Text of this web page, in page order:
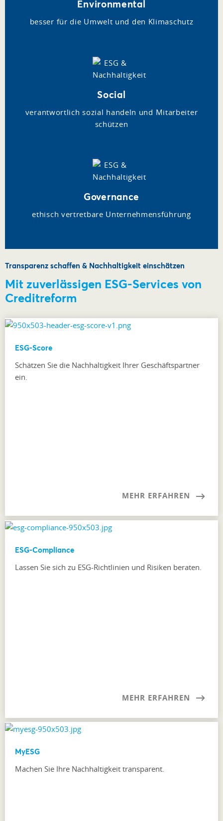
Environmental
besser für die Umwelt und den Klimaschutz
Social
verantwortlich sozial handeln und Mitarbeiter
schützen
Governance
ethisch vertretbare Unternehmensführung
Transparenz schaffen & Nachhaltigkeit einschätzen
Mit zuverlässigen ESG-Services von
Creditreform
ESG-Score
Schätzen Sie die Nachhaltigkeit Ihrer Geschäftspartner
ein.
MEHR ERFAHREN
ESG-Compliance
Lassen Sie sich zu ESG-Richtlinien und Risiken beraten.
MEHR ERFAHREN
MyESG
Machen Sie Ihre Nachhaltigkeit transparent.